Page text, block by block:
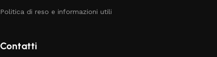
Politica di reso e informazioni utili
Contatti